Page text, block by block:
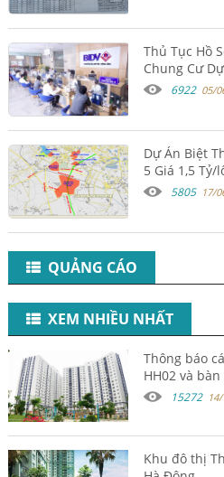
Thủ Tục Hồ
Chung Cư
6922 05/
Dự Án Biệt
5 Giá 1,5 Tỷ/
5805 17/
QUẢNG CÁO
XEM NHIỀU NHẤT
Thông báo
HH02 và
15272
Khu đô thị